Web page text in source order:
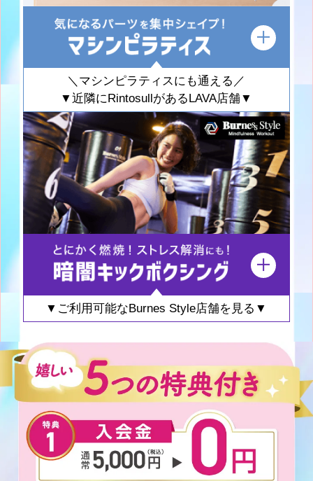
＼マシンピラティスにも通える／
▼近隣にRintosullがあるLAVA店舗▼
▼ご利用可能なBurnes Style店舗を見る▼